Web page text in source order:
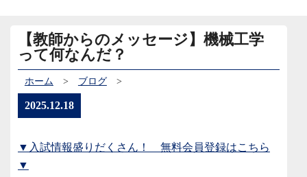
【教師からのメッセージ】機械工学
って何なんだ？
ホーム > ブログ >
2025.12.18
▼入試情報盛りだくさん！ 無料会員登録はこちら
▼